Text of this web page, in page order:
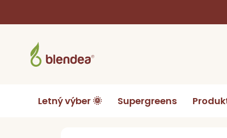
obsah
Letný výber 🌞 Supergreens
Domov Produkty podľa cieľa